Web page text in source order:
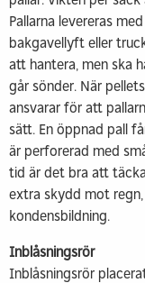
Pallarna levereras
bakgavellyft eller
att hantera, men ska
går sönder. När
ansvarar för att
sätt. En öppnad pall
är perforerad med
tid är det bra att
extra skydd mot
kondensbildning.
Inblåsningsrör
Inblåsningsrör